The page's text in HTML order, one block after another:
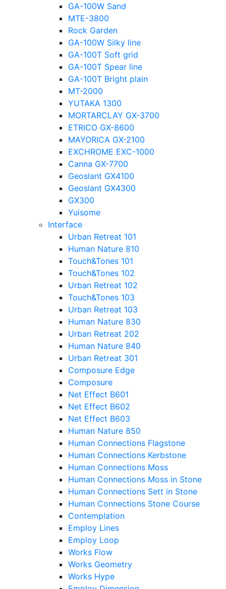
GA-100W Sand
MTE-3800
Rock Garden
GA-100W Silky line
GA-100T Soft grid
GA-100T Spear line
GA-100T Bright plain
MT-2000
YUTAKA 1300
MORTARCLAY GX-3700
ETRICO GX-8600
MAYORICA GX-2100
EXCHROME EXC-1000
Canna GX-7700
Geoslant GX4100
Geoslant GX4300
GX300
Yuisome
Interface
Urban Retreat 101
Human Nature 810
Touch&Tones 101
Touch&Tones 102
Urban Retreat 102
Touch&Tones 103
Urban Retreat 103
Human Nature 830
Urban Retreat 202
Human Nature 840
Urban Retreat 301
Composure Edge
Composure
Net Effect B601
Net Effect B602
Net Effect B603
Human Nature 850
Human Connections Flagstone
Human Connections Kerbstone
Human Connections Moss
Human Connections Moss in Stone
Human Connections Sett in Stone
Human Connections Stone Course
Contemplation
Employ Lines
Employ Loop
Works Flow
Works Geometry
Works Hype